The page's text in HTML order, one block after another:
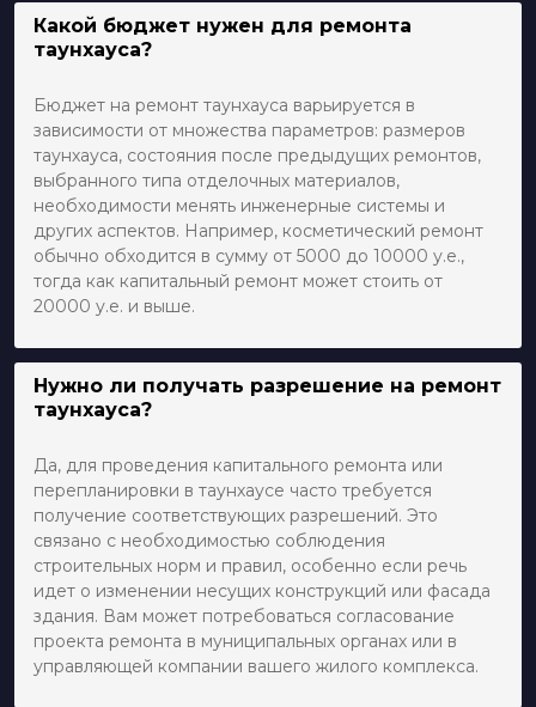
Какой бюджет нужен для ремонта
таунхауса?
Бюджет на ремонт таунхауса варьируется в
зависимости от множества параметров: размеров
таунхауса, состояния после предыдущих ремонтов,
выбранного типа отделочных материалов,
необходимости менять инженерные системы и
других аспектов. Например, косметический ремонт
обычно обходится в сумму от 5000 до 10000 у.е.,
тогда как капитальный ремонт может стоить от
20000 у.е. и выше.
Нужно ли получать разрешение на ремонт
таунхауса?
Да, для проведения капитального ремонта или
перепланировки в таунхаусе часто требуется
получение соответствующих разрешений. Это
связано с необходимостью соблюдения
строительных норм и правил, особенно если речь
идет о изменении несущих конструкций или фасада
здания. Вам может потребоваться согласование
проекта ремонта в муниципальных органах или в
управляющей компании вашего жилого комплекса.